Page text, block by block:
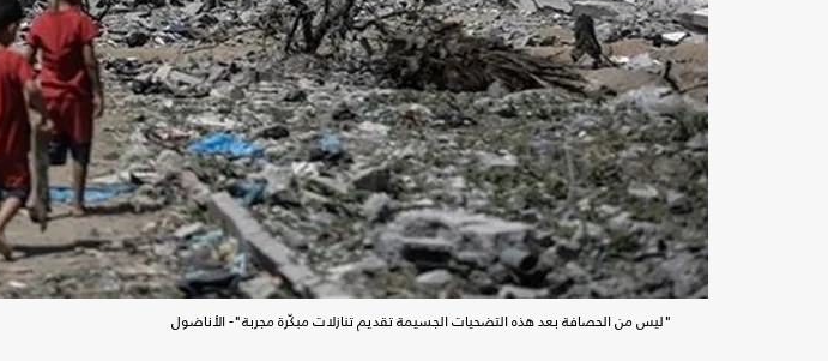
"ليس من الحصافة بعد هذه التضحيات الجسيمة تقديم تنازلات مبكّرة مجربة"- الأناضول